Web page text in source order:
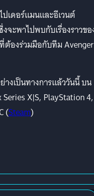
ปเดอร์แมนและอีเวนต์
จะพาไปพบกับเรื่องราวข
ต้องร่วมมือกับทีม
างเป็นทางการแล้ววันนี้ บน
X|S, PlayStation 4,
(Steam)